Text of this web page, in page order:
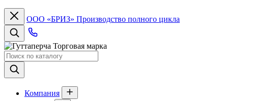
ООО «БРИЗ» Производство полного цикла
Торговая марка
Компания